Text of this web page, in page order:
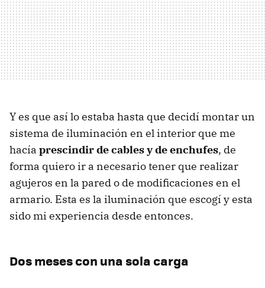
Y es que así lo estaba hasta que decidí montar un
sistema de iluminación en el interior que me
hacía prescindir de cables y de enchufes, de
forma quiero ir a necesario tener que realizar
agujeros en la pared o de modificaciones en el
armario. Esta es la iluminación que escogí y esta
sido mi experiencia desde entonces.
Dos meses con una sola carga